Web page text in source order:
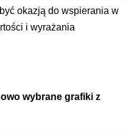
okazją do wspierania w
i wyrażania
wybrane grafiki z